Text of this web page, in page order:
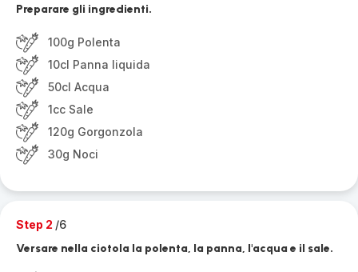
Preparare gli ingredienti.
100g Polenta
10cl Panna liquida
50cl Acqua
1cc Sale
120g Gorgonzola
30g Noci
Step 2 /6
Versare nella ciotola la polenta, la panna, l'acqua e il sale.